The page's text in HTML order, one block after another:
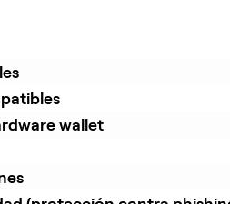
wallet